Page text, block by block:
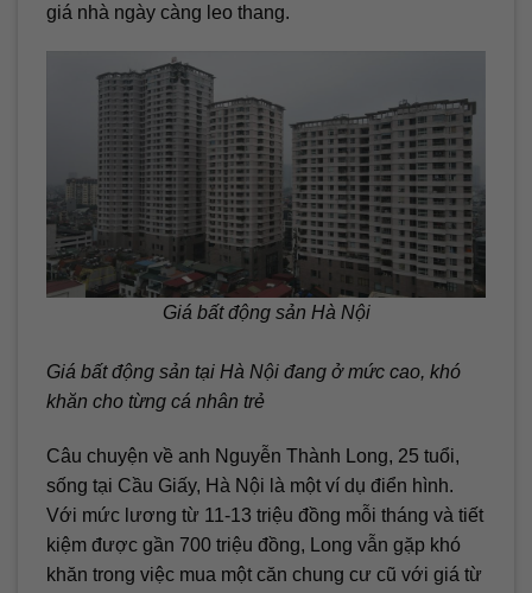
giá nhà ngày càng leo thang.
Giá bất động sản Hà Nội
Giá bất động sản tại Hà Nội đang ở mức cao, khó
khăn cho từng cá nhân trẻ
Câu chuyện về anh Nguyễn Thành Long, 25 tuổi,
sống tại Cầu Giấy, Hà Nội là một ví dụ điển hình.
Với mức lương từ 11-13 triệu đồng mỗi tháng và tiết
kiệm được gần 700 triệu đồng, Long vẫn gặp khó
khăn trong việc mua một căn chung cư cũ với giá từ